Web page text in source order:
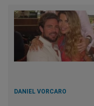
DANIEL VORCARO